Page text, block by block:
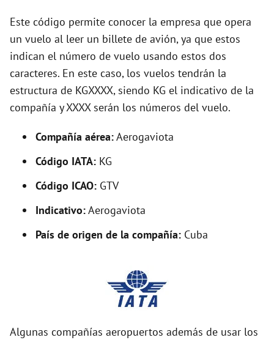
V
i
d
e
Este código permite conocer la empresa que opera
un vuelo al leer un billete de avión, ya que estos
indican el número de vuelo usando estos dos
caracteres. En este caso, los vuelos tendrán la
estructura de KGXXXX, siendo KG el indicativo de la
compañía y XXXX serán los números del vuelo.
Compañía aérea:Aerogaviota
Código IATA: KG
Código ICAO: GTV
Indicativo:Aerogaviota
País de origen de la compañía: Cuba
Algunas compañías aeropuertos además de usar los